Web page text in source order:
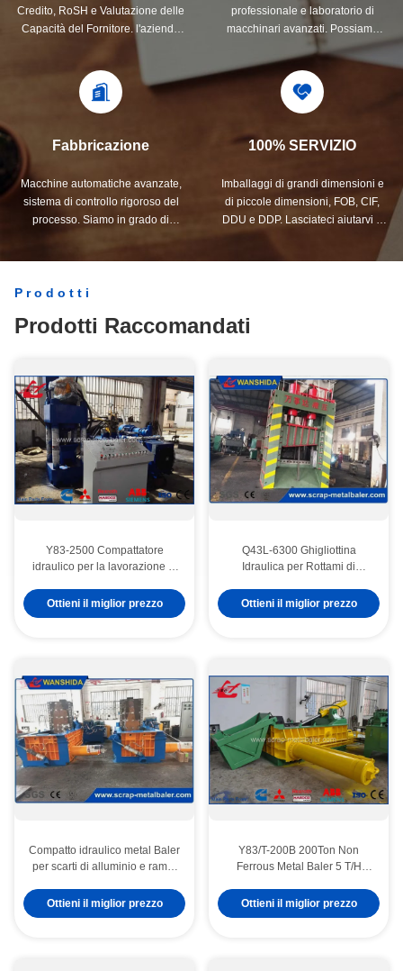
Credito, RoSH e Valutazione delle
Capacità del Fornitore. l'azienda
professionale.
professionale e laboratorio di
macchinari avanzati. Possiamo
collaborare per sviluppare i
prodotti di cui avete bisogno.
Fabbricazione
Macchine automatiche avanzate,
sistema di controllo rigoroso del
processo. Siamo in grado di
100% SERVIZIO
Imballaggi di grandi dimensioni e
di piccole dimensioni, FOB, CIF,
DDU e DDP. Lasciateci aiutarvi a
trovare la soluzione migliore per
Prodotti
Prodotti Raccomandati
Y83-2500 Compattatore
idraulico per la lavorazione di
Ottieni il miglior prezzo
Q43L-6300 Ghigliottina
Idraulica per Rottami di
Acciaio Pesante
Ottieni il miglior prezzo
Compatto idraulico metal Baler
per scarti di alluminio e rame,
raffreddatore ad olio d'aria
Ottieni il miglior prezzo
Y83/T-200B 200Ton Non
Ferrous Metal Baler 5 T/H
automatico
Ottieni il miglior prezzo